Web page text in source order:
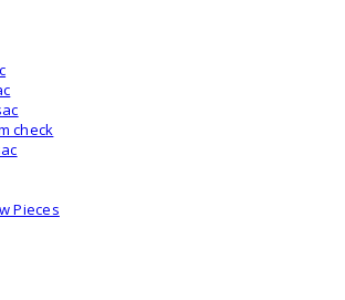
check
Pieces